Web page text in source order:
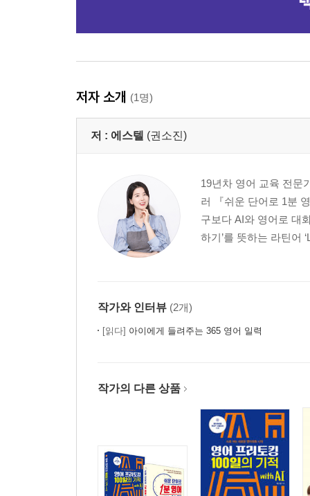
저자 소개 (1명)
저 : 에스텔 (권소진)
19년차 영어 교육 전문
러 『쉬운 단어로 1분
구보다 AI와 영어로 대
하기’를 뜻하는 라틴어
작가와 인터뷰 (2개)
[읽다] 아이에게 들려주는 365 영어 일력
작가의 다른 상품